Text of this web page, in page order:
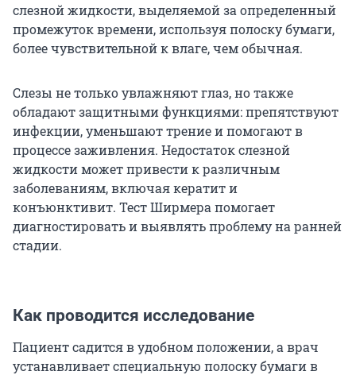
слезной жидкости, выделяемой за определенный
промежуток времени, используя полоску бумаги,
более чувствительной к влаге, чем обычная.
Слезы не только увлажняют глаз, но также
обладают защитными функциями: препятствуют
инфекции, уменьшают трение и помогают в
процессе заживления. Недостаток слезной
жидкости может привести к различным
заболеваниям, включая кератит и
конъюнктивит. Тест Ширмера помогает
диагностировать и выявлять проблему на ранней
стадии.
Как проводится исследование
Пациент садится в удобном положении, а врач
устанавливает специальную полоску бумаги в